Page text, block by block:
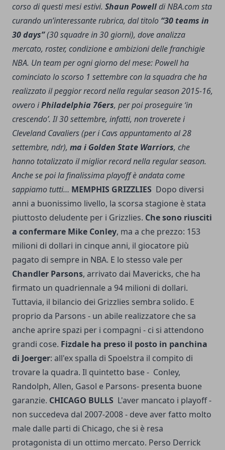
corso di questi mesi estivi. Shaun Powelldi NBA.com sta
curando un’interessante rubrica, dal titolo “30 teams in
30 days”(30 squadre in 30 giorni), dove analizza
mercato, roster, condizione e ambizioni delle franchigie
NBA. Un team per ogni giorno del mese: Powell ha
cominciato lo scorso 1 settembre con la squadra che ha
realizzato il peggior record nella regular season 2015-16,
ovvero iPhiladelphia 76ers, per poi proseguire ‘in
crescendo’. Il 30 settembre, infatti, non troverete i
Cleveland Cavaliers (per i Cavs appuntamento al 28
settembre, ndr), ma i Golden State Warriors, che
hanno totalizzato il miglior record nella regular season.
Anche se poi la finalissima playoff è andata come
sappiamo tutti… MEMPHIS GRIZZLIES Dopo diversi
anni a buonissimo livello, la scorsa stagione è stata
piuttosto deludente per i Grizzlies. Che sono riusciti
a confermare Mike Conley, ma a che prezzo: 153
milioni di dollari in cinque anni, il giocatore più
pagato di sempre in NBA. E lo stesso vale per
Chandler Parsons, arrivato dai Mavericks, che ha
firmato un quadriennale a 94 milioni di dollari.
Tuttavia, il bilancio dei Grizzlies sembra solido. E
proprio da Parsons - un abile realizzatore che sa
anche aprire spazi per i compagni - ci si attendono
grandi cose. Fizdale ha preso il posto in panchina
di Joerger: all'ex spalla di Spoelstra il compito di
trovare la quadra. Il quintetto base - Conley,
Randolph, Allen, Gasol e Parsons- presenta buone
garanzie. CHICAGO BULLS L'aver mancato i playoff -
non succedeva dal 2007-2008 - deve aver fatto molto
male dalle parti di Chicago, che si è resa
protagonista di un ottimo mercato. Perso Derrick